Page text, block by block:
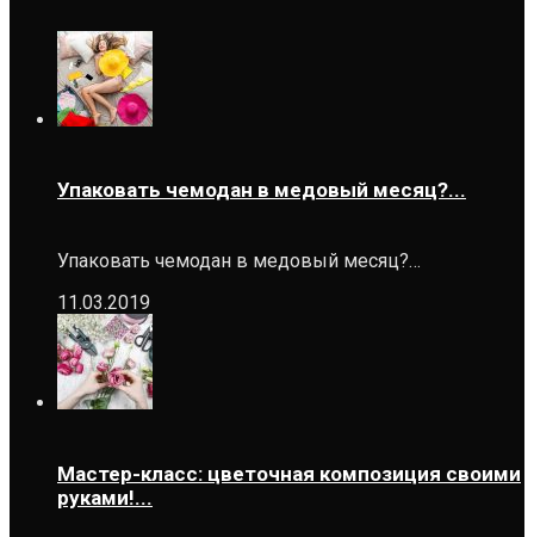
Упаковать чемодан в медовый месяц?...
Упаковать чемодан в медовый месяц?…
11.03.2019
Мастер-класс: цветочная композиция своими
руками!...